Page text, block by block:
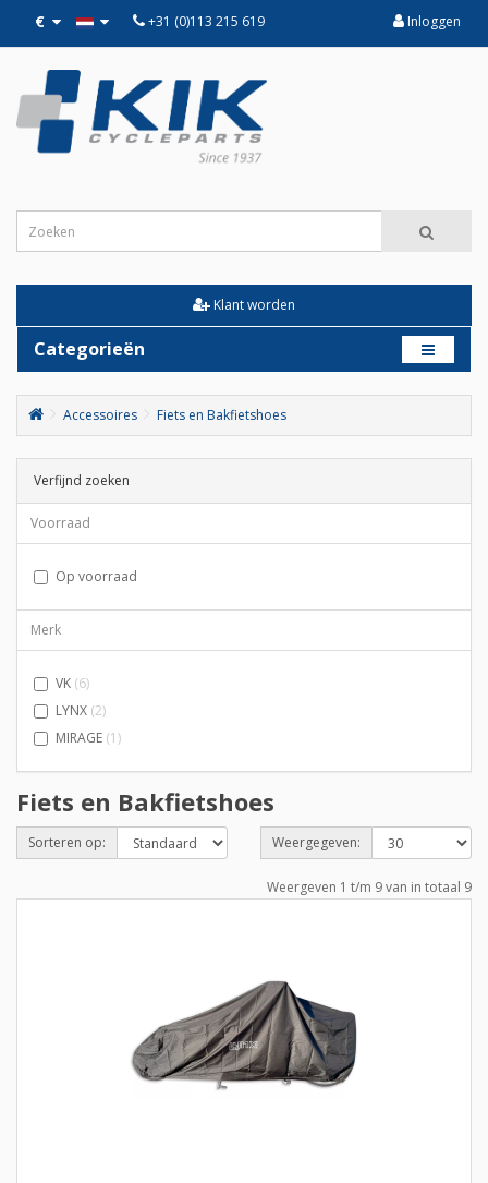
€ +31 (0)113 215 619 Inloggen
Klant worden
Categorieën
Accessoires Fiets en Bakfietshoes
Verfijnd zoeken
Voorraad
Op voorraad
Merk
VK (6)
LYNX (2)
MIRAGE (1)
Fiets en Bakfietshoes
Sorteren op: Weergegeven:
Weergeven 1 t/m 9 van in totaal 9